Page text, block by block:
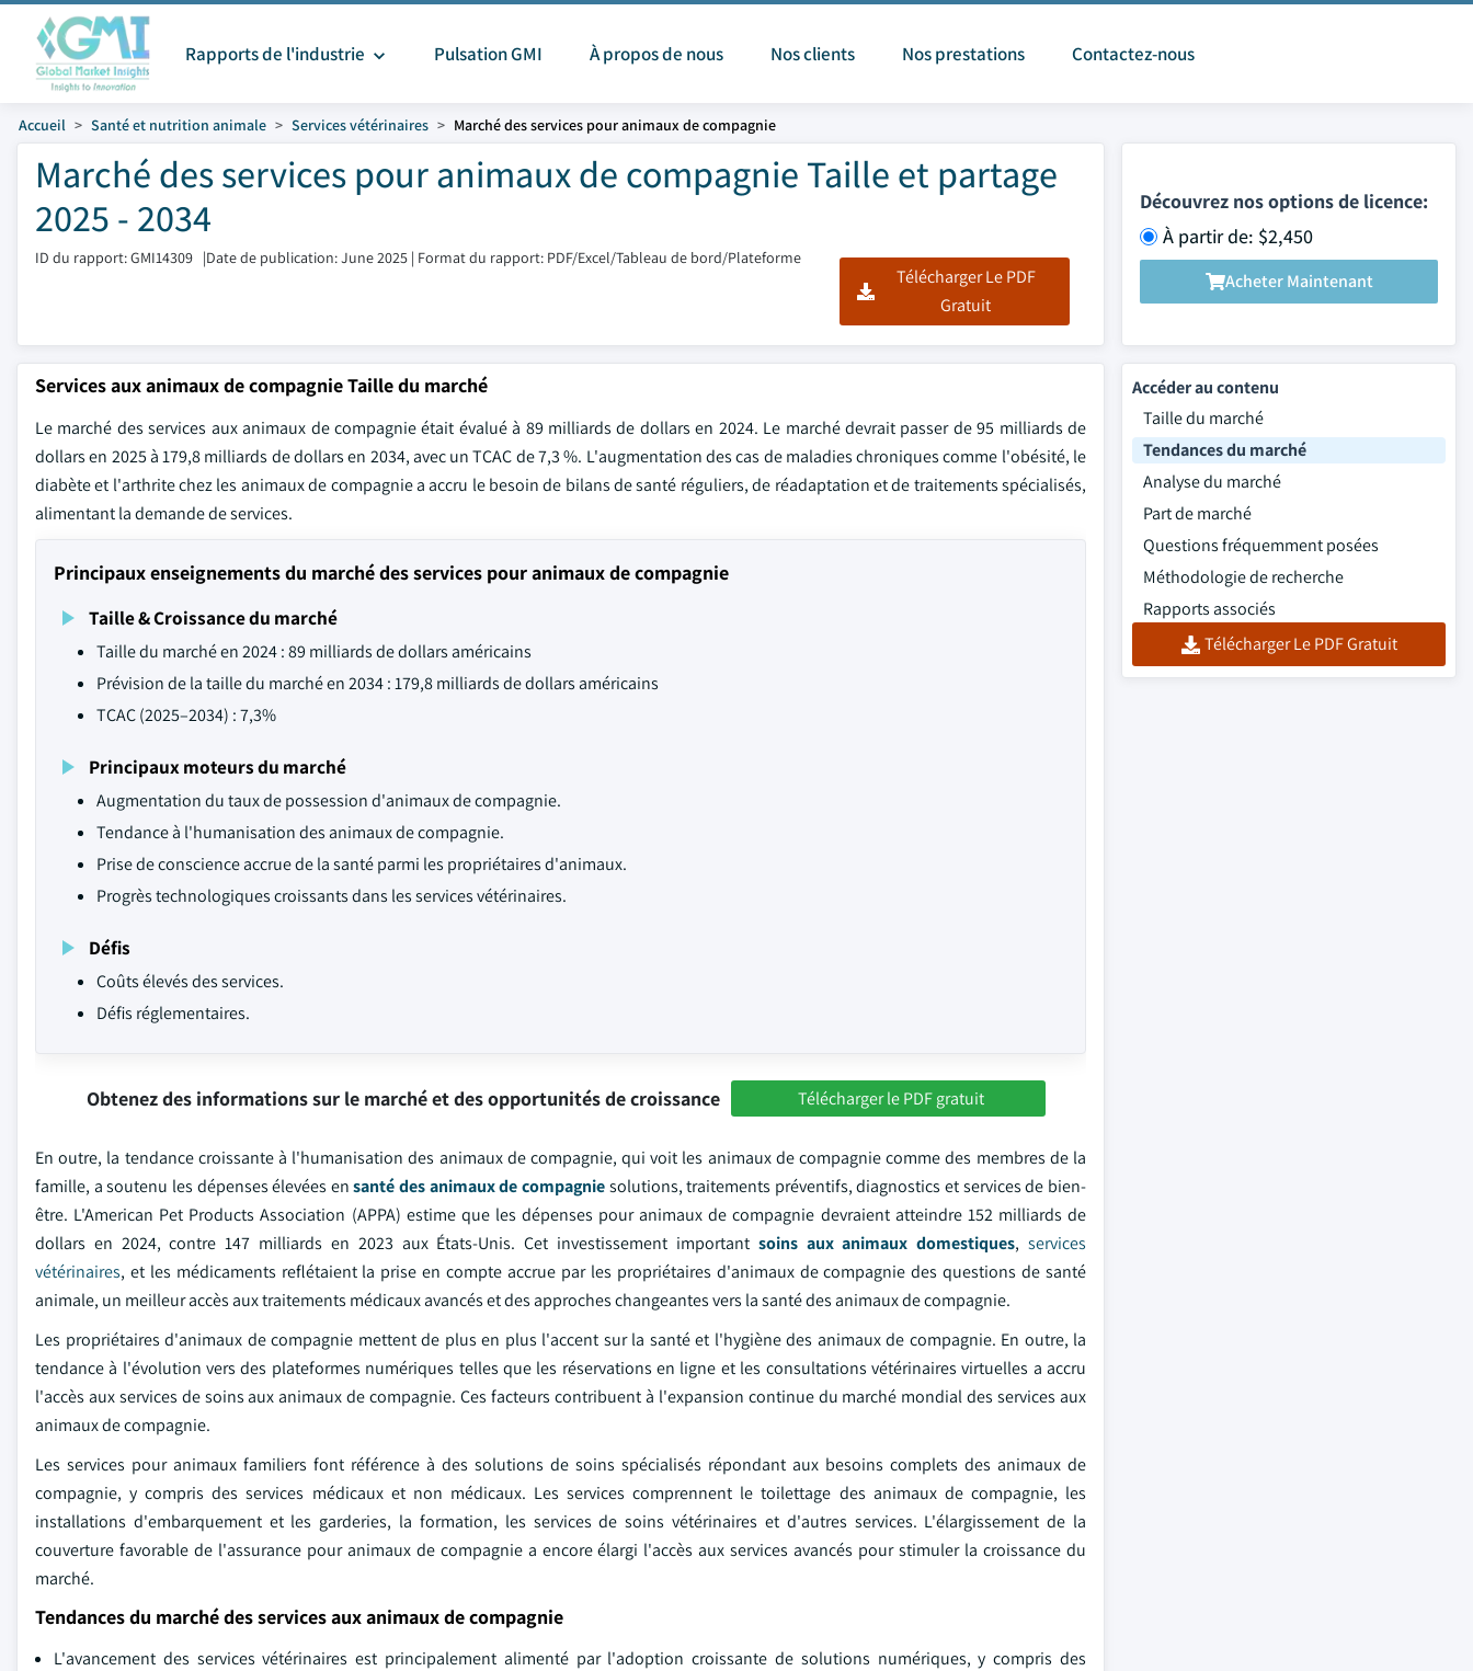
Rapports de l'industrie Pulsation GMI À propos de nous Nos clients Nos prestations Contactez-nous
Accueil Santé et nutrition animale Services vétérinaires Marché des services pour animaux de compagnie
Marché des services pour animaux de compagnie Taille et partage
2025 - 2034
ID du rapport: GMI14309 |Date de publication: June 2025 | Format du rapport: PDF/Excel/Tableau de bord/Plateforme
Télécharger Le PDF
Gratuit
Découvrez nos options de licence:
À partir de: $2,450
Acheter Maintenant
Services aux animaux de compagnie Taille du marché
Le marché des services aux animaux de compagnie était évalué à 89 milliards de dollars en 2024. Le marché devrait passer de 95 milliards de
dollars en 2025 à 179,8 milliards de dollars en 2034, avec un TCAC de 7,3 %. L'augmentation des cas de maladies chroniques comme l'obésité, le
diabète et l'arthrite chez les animaux de compagnie a accru le besoin de bilans de santé réguliers, de réadaptation et de traitements spécialisés,
alimentant la demande de services.
Principaux enseignements du marché des services pour animaux de compagnie
Taille & Croissance du marché
Taille du marché en 2024 : 89 milliards de dollars américains
Prévision de la taille du marché en 2034 : 179,8 milliards de dollars américains
TCAC (2025–2034) : 7,3%
Principaux moteurs du marché
Augmentation du taux de possession d'animaux de compagnie.
Tendance à l'humanisation des animaux de compagnie.
Prise de conscience accrue de la santé parmi les propriétaires d'animaux.
Progrès technologiques croissants dans les services vétérinaires.
Défis
Coûts élevés des services.
Défis réglementaires.
Obtenez des informations sur le marché et des opportunités de croissance Télécharger le PDF gratuit
En outre, la tendance croissante à l'humanisation des animaux de compagnie, qui voit les animaux de compagnie comme des membres de la
famille, a soutenu les dépenses élevées ensanté des animaux de compagniesolutions, traitements préventifs, diagnostics et services de bien-
être. L'American Pet Products Association (APPA) estime que les dépenses pour animaux de compagnie devraient atteindre 152 milliards de
dollars en 2024, contre 147 milliards en 2023 aux États-Unis. Cet investissement important soins aux animaux domestiques,services
vétérinaires, et les médicaments reflétaient la prise en compte accrue par les propriétaires d'animaux de compagnie des questions de santé
animale, un meilleur accès aux traitements médicaux avancés et des approches changeantes vers la santé des animaux de compagnie.
Les propriétaires d'animaux de compagnie mettent de plus en plus l'accent sur la santé et l'hygiène des animaux de compagnie. En outre, la
tendance à l'évolution vers des plateformes numériques telles que les réservations en ligne et les consultations vétérinaires virtuelles a accru
l'accès aux services de soins aux animaux de compagnie. Ces facteurs contribuent à l'expansion continue du marché mondial des services aux
animaux de compagnie.
Les services pour animaux familiers font référence à des solutions de soins spécialisés répondant aux besoins complets des animaux de
compagnie, y compris des services médicaux et non médicaux. Les services comprennent le toilettage des animaux de compagnie, les
installations d'embarquement et les garderies, la formation, les services de soins vétérinaires et d'autres services. L'élargissement de la
couverture favorable de l'assurance pour animaux de compagnie a encore élargi l'accès aux services avancés pour stimuler la croissance du
marché.
Tendances du marché des services aux animaux de compagnie
L'avancement des services vétérinaires est principalement alimenté par l'adoption croissante de solutions numériques, y compris des
Accéder au contenu
Taille du marché
Tendances du marché
Analyse du marché
Part de marché
Questions fréquemment posées
Méthodologie de recherche
Rapports associés
Télécharger Le PDF Gratuit